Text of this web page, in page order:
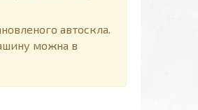
автоскла.
можна в